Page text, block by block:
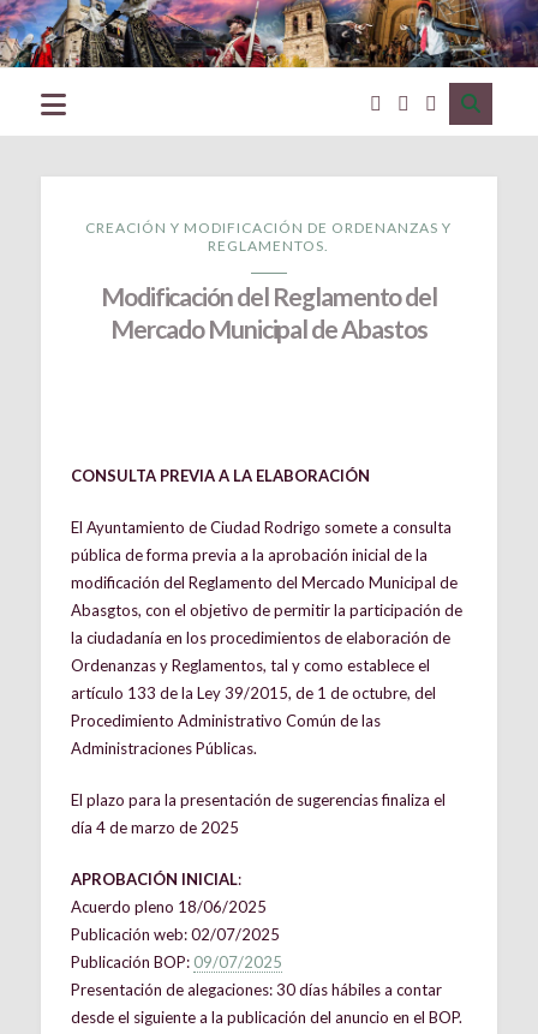
Excmo.
Ayuntamiento
Rodrigo
CREACIÓN Y MODIFICACIÓN DE ORDENANZAS Y
REGLAMENTOS.
Modificación del Reglamento del
Mercado Municipal de Abastos
CONSULTA PREVIA A LA ELABORACIÓN
El Ayuntamiento de Ciudad Rodrigo somete a consulta
pública de forma previa a la aprobación inicial de la
modificación del Reglamento del Mercado Municipal de
Abasgtos, con el objetivo de permitir la participación de
la ciudadanía en los procedimientos de elaboración de
Ordenanzas y Reglamentos, tal y como establece el
artículo 133 de la Ley 39/2015, de 1 de octubre, del
Procedimiento Administrativo Común de las
Administraciones Públicas.
El plazo para la presentación de sugerencias finaliza el
día 4 de marzo de 2025
APROBACIÓN INICIAL:
Acuerdo pleno 18/06/2025
Publicación web: 02/07/2025
Publicación BOP: 09/07/2025
Presentación de alegaciones: 30 días hábiles a contar
desde el siguiente a la publicación del anuncio en el BOP.